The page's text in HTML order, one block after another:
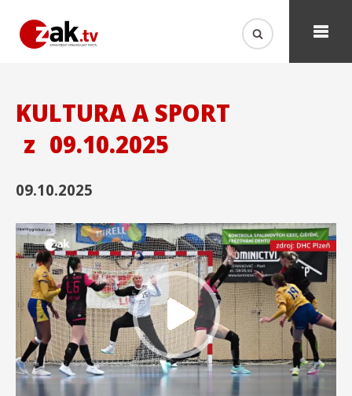
KULTURA A SPORT
z 09.10.2025
09.10.2025